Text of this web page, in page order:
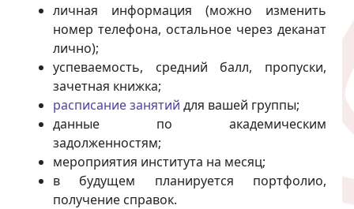
личная информация (можно изменить
номер телефона, остальное через деканат
лично);
успеваемость, средний балл, пропуски,
зачетная книжка;
расписание занятий для вашей группы;
данные по академическим
задолженностям;
мероприятия института на месяц;
в будущем планируется портфолио,
получение справок.